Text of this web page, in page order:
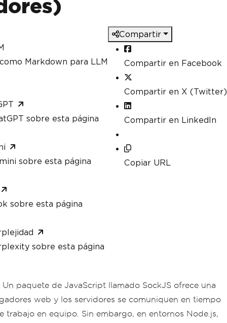
Markdown para LLM
sobre esta página
sobre esta página
sobre esta página
sobre esta página
Compartir
Compartir en Facebook
Compartir en X (Twitter)
Compartir en LinkedIn
Copiar URL
paquete de JavaScript llamado SockJS ofrece una
web y los servidores se comuniquen en tiempo
trabajo en equipo. Sin embargo, en entornos Node.js,